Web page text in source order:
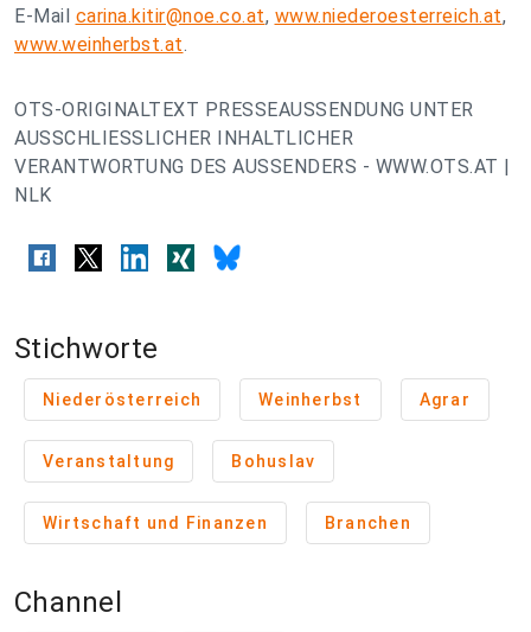
E-Mail carina.kitir@noe.co.at, www.niederoesterreich.at,
www.weinherbst.at.
OTS-ORIGINALTEXT PRESSEAUSSENDUNG UNTER
AUSSCHLIESSLICHER INHALTLICHER
VERANTWORTUNG DES AUSSENDERS - WWW.OTS.AT |
NLK
Stichworte
Niederösterreich Weinherbst Agrar
Veranstaltung Bohuslav
Wirtschaft und Finanzen Branchen
Channel